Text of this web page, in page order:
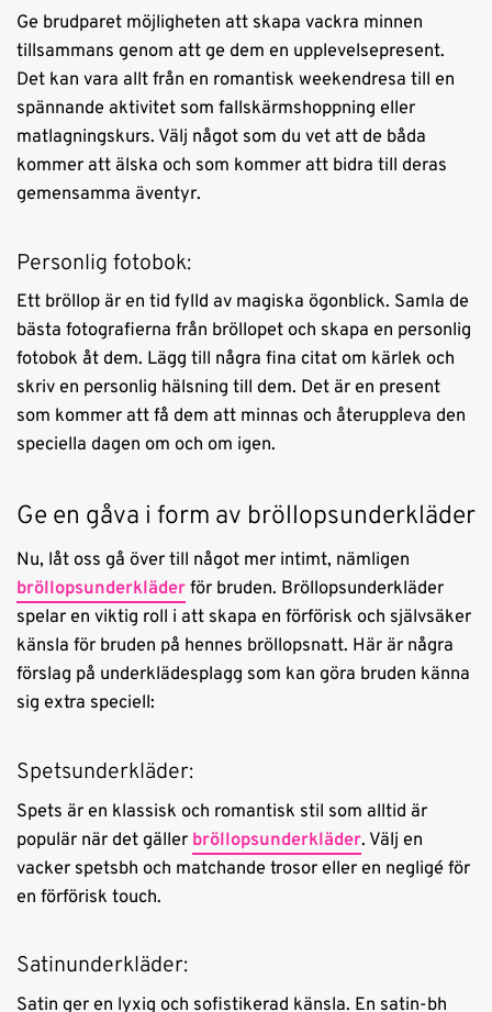
Ge brudparet möjligheten att skapa vackra minnen
tillsammans genom att ge dem en upplevelsepresent.
Det kan vara allt från en romantisk weekendresa till en
spännande aktivitet som fallskärmshoppning eller
matlagningskurs. Välj något som du vet att de båda
kommer att älska och som kommer att bidra till deras
gemensamma äventyr.
Personlig fotobok:
Ett bröllop är en tid fylld av magiska ögonblick. Samla de
bästa fotografierna från bröllopet och skapa en personlig
fotobok åt dem. Lägg till några fina citat om kärlek och
skriv en personlig hälsning till dem. Det är en present
som kommer att få dem att minnas och återuppleva den
speciella dagen om och om igen.
Ge en gåva i form av bröllopsunderkläder
Nu, låt oss gå över till något mer intimt, nämligen
bröllopsunderkläderför bruden. Bröllopsunderkläder
spelar en viktig roll i att skapa en förförisk och självsäker
känsla för bruden på hennes bröllopsnatt. Här är några
förslag på underklädesplagg som kan göra bruden känna
sig extra speciell:
Spetsunderkläder:
Spets är en klassisk och romantisk stil som alltid är
populär när det gäller bröllopsunderkläder. Välj en
vacker spetsbh och matchande trosor eller en negligé för
en förförisk touch.
Satinunderkläder:
Satin ger en lyxig och sofistikerad känsla. En satin-bh